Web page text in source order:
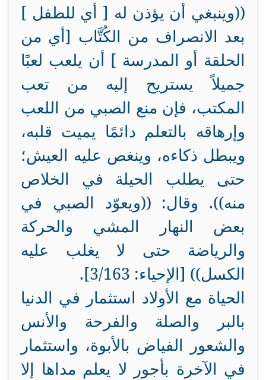
((وينبغي أن يؤذن له [ أي للطفل ]
بعد الانصراف من الكُتَّاب [أي من
الحلقة أو المدرسة ] أن يلعب لعبًا
جميلاً يستريح إليه من تعب
المكتب، فإن منع الصبي من اللعب
وإرهاقه بالتعلم دائمًا يميت قلبه،
ويبطل ذكاءه، وينغص عليه العيش؛
حتى يطلب الحيلة في الخلاص
منه)). وقال: ((ويعوّد الصبي في
بعض النهار المشي والحركة
والرياضة حتى لا يغلب عليه
الكسل)) [الإحياء: 3/163].
الحياة مع الأولاد استثمار في الدنيا
بالبر والصلة والفرحة والأنس
والشعور الفياض بالأبوة، واستثمار
في الآخرة بأجور لا يعلم مداها إلا